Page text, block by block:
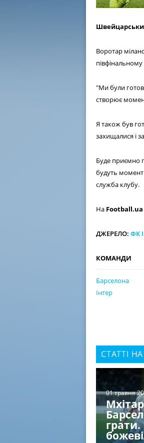
Воротар
"Ми були
створює
Я також був
захищалися і
Буде приємно
будуть
служба клубу.
На Football.ua
ДЖЕРЕЛО: ФК
КОМАНДИ
Барселона
Інтер
СТАТТІ
01 травня